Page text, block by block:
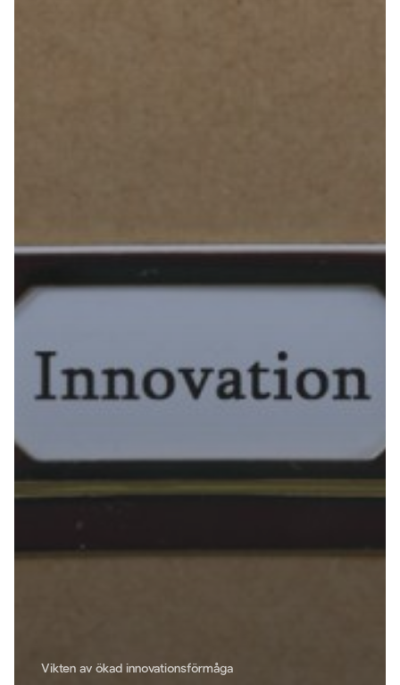
Vikten av ökad innovationsförmåga